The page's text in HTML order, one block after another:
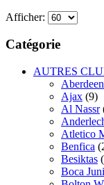
Afficher:
Catégorie
AUTRES
Aberdeen
Ajax (9)
Al Nassr
Atletico
Benfica
Besiktas
Boca